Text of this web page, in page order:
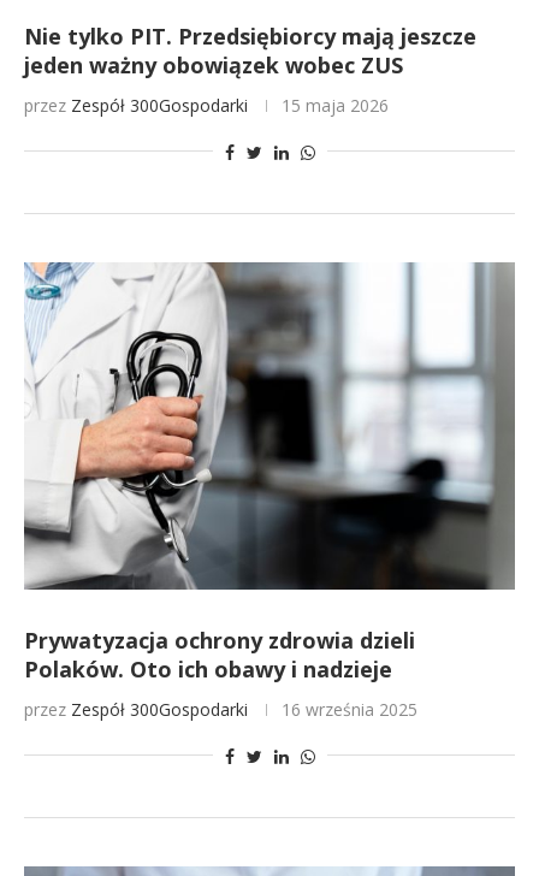
Nie tylko PIT. Przedsiębiorcy mają jeszcze
jeden ważny obowiązek wobec ZUS
przez Zespół 300Gospodarki 15 maja 2026
Prywatyzacja ochrony zdrowia dzieli
Polaków. Oto ich obawy i nadzieje
przez Zespół 300Gospodarki 16 września 2025